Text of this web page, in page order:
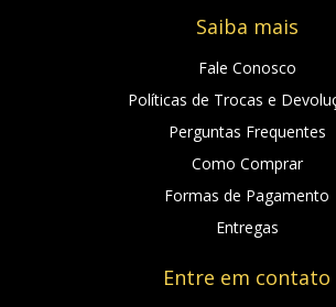
Saiba mais
Fale Conosco
Políticas de Trocas e
Perguntas Frequentes
Como Comprar
Formas de Pagamento
Entregas
Entre em contato